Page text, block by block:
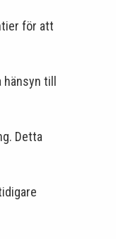
för att
till
Detta